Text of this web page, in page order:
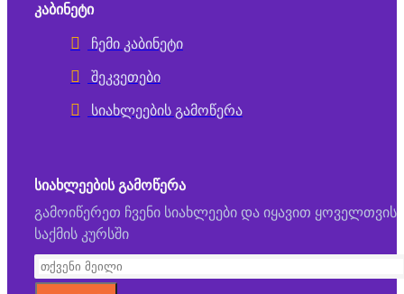
ᲙᲐᲑᲘᲜᲔᲢᲘ
ჩემი კაბინეტი
შეკვეთები
სიახლეების გამოწერა
ᲡᲘᲐᲮᲚᲔᲔᲑᲘᲡ ᲒᲐᲛᲝᲬᲔᲠᲐ
გამოიწერეთ ჩვენი სიახლეები და იყავით ყოველთვის
საქმის კურსში